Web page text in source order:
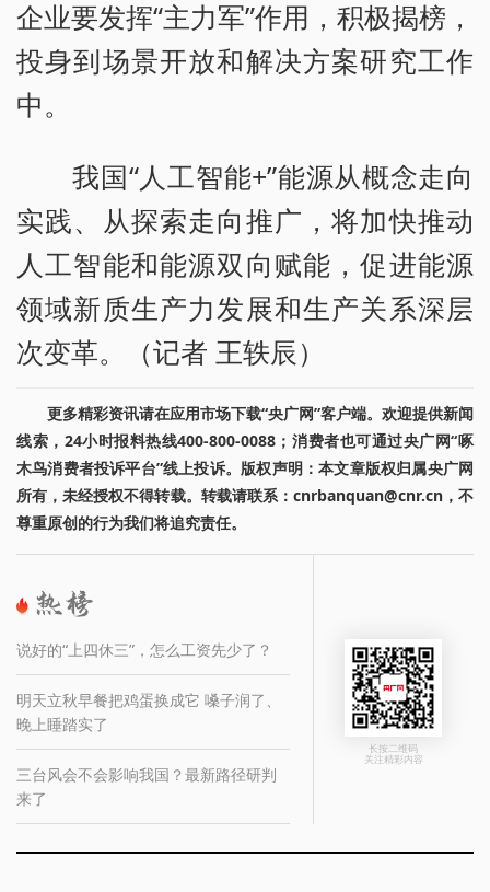
企业要发挥“主力军”作用，积极揭榜，
投身到场景开放和解决方案研究工作
中。
我国“人工智能+”能源从概念走向
实践、从探索走向推广，将加快推动
人工智能和能源双向赋能，促进能源
领域新质生产力发展和生产关系深层
次变革。（记者 王轶辰）
更多精彩资讯请在应用市场下载“央广网”客户端。欢迎提供新闻
线索，24小时报料热线400-800-0088；消费者也可通过央广网“啄
木鸟消费者投诉平台”线上投诉。版权声明：本文章版权归属央广网
所有，未经授权不得转载。转载请联系：cnrbanquan@cnr.cn，不
尊重原创的行为我们将追究责任。
说好的“上四休三”，怎么工资先少了？
明天立秋早餐把鸡蛋换成它 嗓子润了、
晚上睡踏实了
三台风会不会影响我国？最新路径研判
来了
长按二维码
关注精彩内容